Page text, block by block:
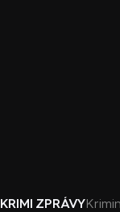
KRIMI ZPRÁVY